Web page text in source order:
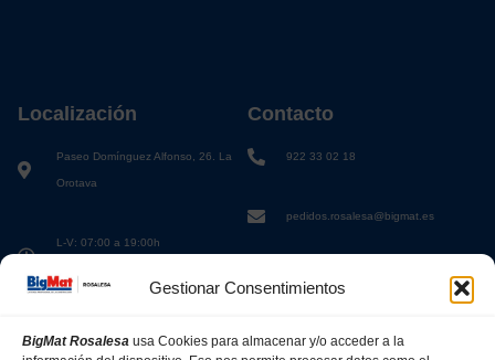
Gestionar Consentimientos
BigMat Rosalesa usa Cookies para almacenar y/o acceder a la
Localización
Paseo Domínguez Alfonso, 26. La
Orotava
L-V: 07:00 a 19:00h
Contacto
922 33 02 18
pedidos.rosalesa@bigmat.es